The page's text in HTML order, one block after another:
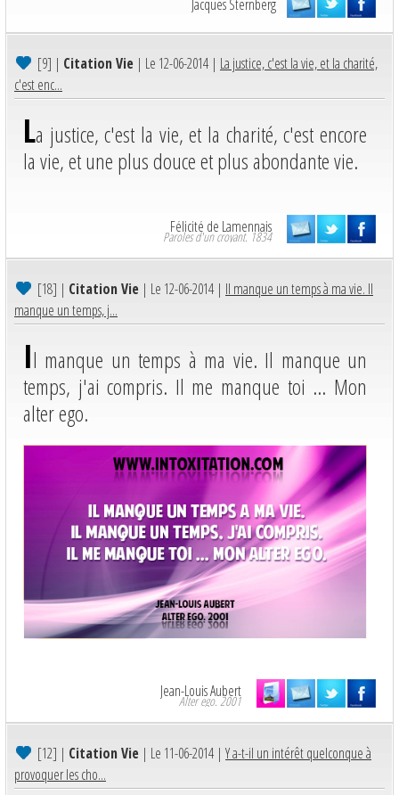
Jacques Sternberg
[9] | Citation Vie | Le 12-06-2014 | La justice, c'est la vie, et la charité,
c'est enc...
La justice, c'est la vie, et la charité, c'est encore
la vie, et une plus douce et plus abondante vie.
Félicité de Lamennais
Paroles d'un croyant. 1834
[18] | Citation Vie | Le 12-06-2014 | Il manque un temps à ma vie. Il
manque un temps, j...
Il manque un temps à ma vie. Il manque un
temps, j'ai compris. Il me manque toi ... Mon
alter ego.
Jean-Louis Aubert
Alter ego. 2001
[12] | Citation Vie | Le 11-06-2014 | Y a-t-il un intérêt quelconque à
provoquer les cho...